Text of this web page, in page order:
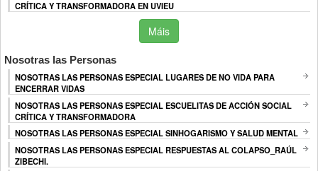
CRÍTICA Y TRANSFORMADORA EN UVIEU
Máis
Nosotras las Personas
NOSOTRAS LAS PERSONAS ESPECIAL LUGARES DE NO VIDA PARA
ENCERRAR VIDAS
NOSOTRAS LAS PERSONAS ESPECIAL ESCUELITAS DE ACCIÓN SOCIAL
CRÍTICA Y TRANSFORMADORA
NOSOTRAS LAS PERSONAS ESPECIAL SINHOGARISMO Y SALUD MENTAL
NOSOTRAS LAS PERSONAS ESPECIAL RESPUESTAS AL COLAPSO_RAÚL
ZIBECHI.